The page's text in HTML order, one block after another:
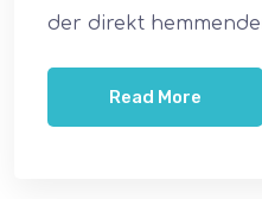
der direkt
Read More